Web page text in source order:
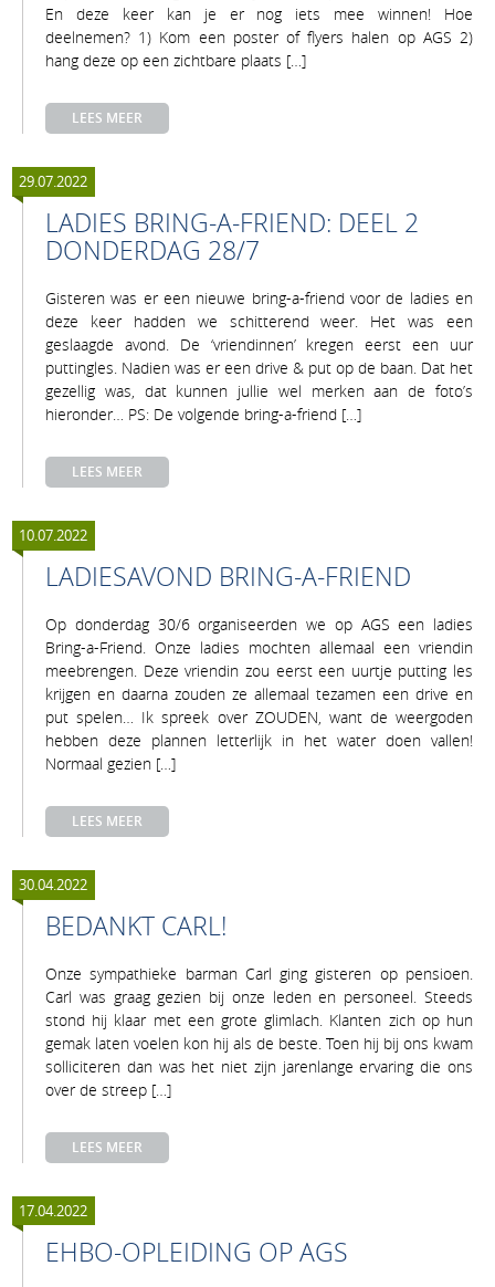
En deze keer kan je er nog iets mee winnen! Hoe
deelnemen? 1) Kom een poster of flyers halen op AGS 2)
hang deze op een zichtbare plaats […]
LEES MEER
29.07.2022
LADIES BRING-A-FRIEND: DEEL 2
DONDERDAG 28/7
Gisteren was er een nieuwe bring-a-friend voor de ladies en
deze keer hadden we schitterend weer. Het was een
geslaagde avond. De ‘vriendinnen’ kregen eerst een uur
puttingles. Nadien was er een drive & put op de baan. Dat het
gezellig was, dat kunnen jullie wel merken aan de foto’s
hieronder… PS: De volgende bring-a-friend […]
LEES MEER
10.07.2022
LADIESAVOND BRING-A-FRIEND
Op donderdag 30/6 organiseerden we op AGS een ladies
Bring-a-Friend. Onze ladies mochten allemaal een vriendin
meebrengen. Deze vriendin zou eerst een uurtje putting les
krijgen en daarna zouden ze allemaal tezamen een drive en
put spelen… Ik spreek over ZOUDEN, want de weergoden
hebben deze plannen letterlijk in het water doen vallen!
Normaal gezien […]
LEES MEER
30.04.2022
BEDANKT CARL!
Onze sympathieke barman Carl ging gisteren op pensioen.
Carl was graag gezien bij onze leden en personeel. Steeds
stond hij klaar met een grote glimlach. Klanten zich op hun
gemak laten voelen kon hij als de beste. Toen hij bij ons kwam
solliciteren dan was het niet zijn jarenlange ervaring die ons
over de streep […]
LEES MEER
17.04.2022
EHBO-OPLEIDING OP AGS